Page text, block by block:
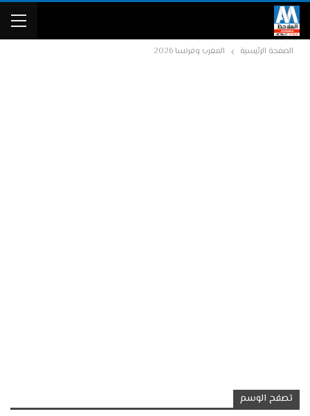
الصفحة الرئيسية المغرب وفرنسا 2026
تصفح الوسم